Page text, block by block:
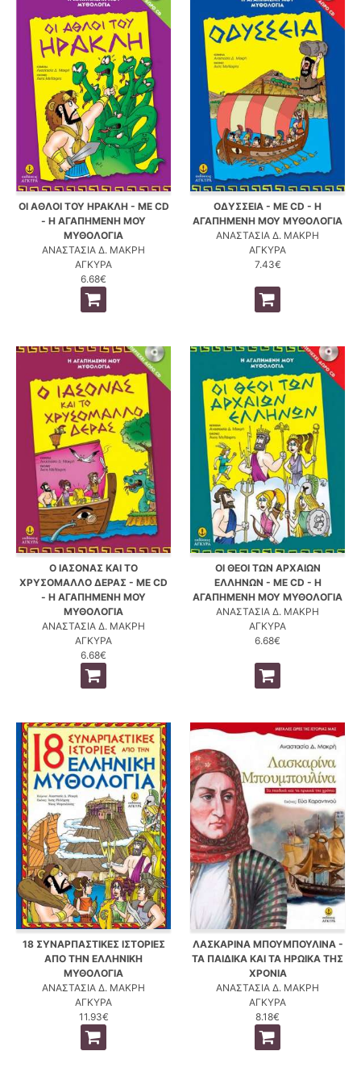
ΟΙ ΑΘΛΟΙ ΤΟΥ ΗΡΑΚΛΗ - ΜΕ CD
- Η ΑΓΑΠΗΜΕΝΗ ΜΟΥ
ΜΥΘΟΛΟΓΙΑ
ΑΝΑΣΤΑΣΙΑ Δ. ΜΑΚΡΗ
ΑΓΚΥΡΑ
6.68€
ΟΔΥΣΣΕΙΑ - ΜΕ CD - Η
ΑΓΑΠΗΜΕΝΗ ΜΟΥ ΜΥΘΟΛΟΓΙΑ
ΑΝΑΣΤΑΣΙΑ Δ. ΜΑΚΡΗ
ΑΓΚΥΡΑ
7.43€
Ο ΙΑΣΟΝΑΣ ΚΑΙ ΤΟ
ΧΡΥΣΟΜΑΛΛΟ ΔΕΡΑΣ - ΜΕ CD
- Η ΑΓΑΠΗΜΕΝΗ ΜΟΥ
ΜΥΘΟΛΟΓΙΑ
ΑΝΑΣΤΑΣΙΑ Δ. ΜΑΚΡΗ
ΑΓΚΥΡΑ
6.68€
ΟΙ ΘΕΟΙ ΤΩΝ ΑΡΧΑΙΩΝ
ΕΛΛΗΝΩΝ - ΜΕ CD - Η
ΑΓΑΠΗΜΕΝΗ ΜΟΥ ΜΥΘΟΛΟΓΙΑ
ΑΝΑΣΤΑΣΙΑ Δ. ΜΑΚΡΗ
ΑΓΚΥΡΑ
6.68€
18 ΣΥΝΑΡΠΑΣΤΙΚΕΣ ΙΣΤΟΡΙΕΣ
ΑΠΟ ΤΗΝ ΕΛΛΗΝΙΚΗ
ΜΥΘΟΛΟΓΙΑ
ΑΝΑΣΤΑΣΙΑ Δ. ΜΑΚΡΗ
ΑΓΚΥΡΑ
11.93€
ΛΑΣΚΑΡΙΝΑ ΜΠΟΥΜΠΟΥΛΙΝΑ -
ΤΑ ΠΑΙΔΙΚΑ ΚΑΙ ΤΑ ΗΡΩΙΚΑ ΤΗΣ
ΧΡΟΝΙΑ
ΑΝΑΣΤΑΣΙΑ Δ. ΜΑΚΡΗ
ΑΓΚΥΡΑ
8.18€